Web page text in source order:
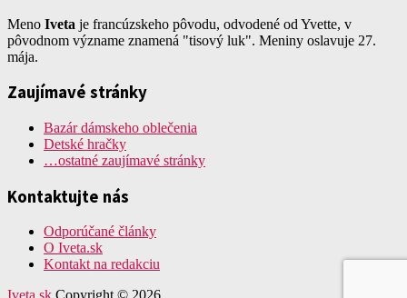
Meno Iveta je francúzskeho pôvodu, odvodené od Yvette, v
pôvodnom význame znamená "tisový luk". Meniny oslavuje 27.
mája.
Zaujímavé stránky
Bazár dámskeho oblečenia
Detské hračky
…ostatné zaujímavé stránky
Kontaktujte nás
Odporúčané články
O Iveta.sk
Kontakt na redakciu